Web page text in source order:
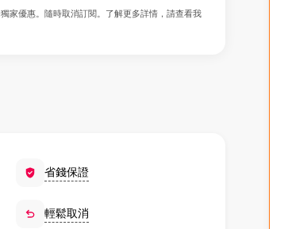
家優惠。隨時取消訂閱。了解更多詳情，請查看我
省錢保證
輕鬆取消